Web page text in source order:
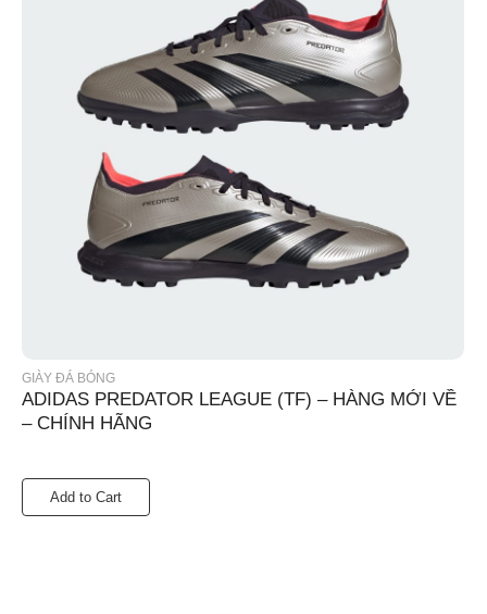
GIÀY ĐÁ BÓNG
ADIDAS PREDATOR LEAGUE (TF) – HÀNG MỚI VỀ
– CHÍNH HÃNG
Add to Cart